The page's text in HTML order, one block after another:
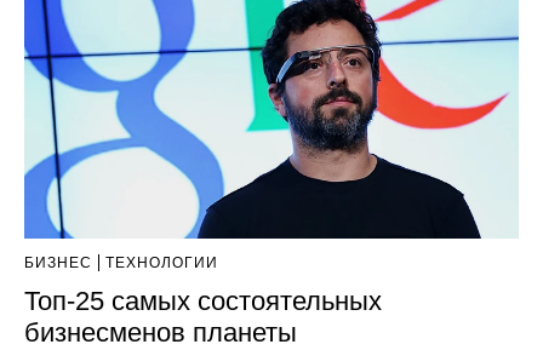
БИЗНЕС ТЕХНОЛОГИИ
Топ-25 самых состоятельных
бизнесменов планеты